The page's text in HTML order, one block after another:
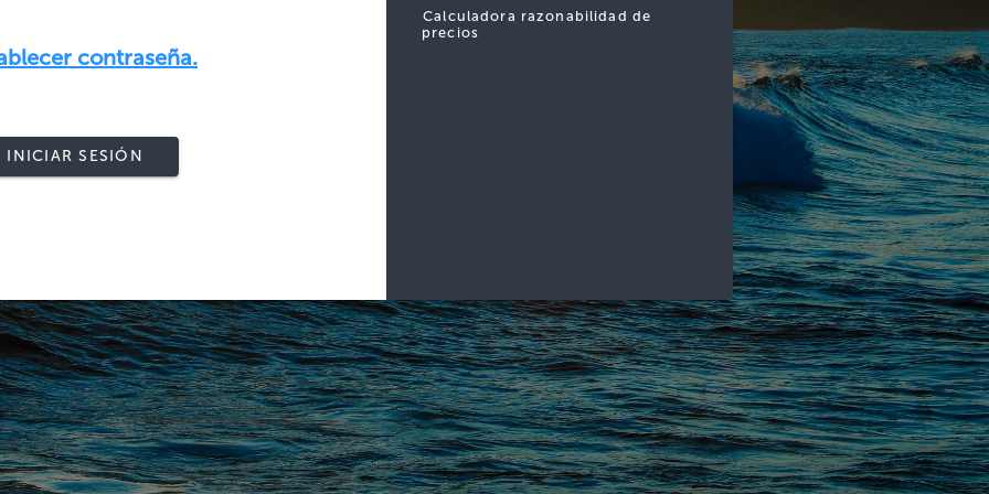
contraseña.
INICIAR SESIÓN
Calculadora razonabilidad de
precios